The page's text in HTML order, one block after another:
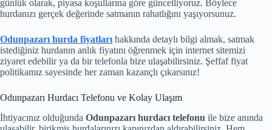
günlük olarak, piyasa koşullarına göre güncelliyoruz. Böylece
hurdanızı gerçek değerinde satmanın rahatlığını yaşıyorsunuz.
Odunpazarı hurda fiyatları hakkında detaylı bilgi almak, satmak
istediğiniz hurdanın anlık fiyatını öğrenmek için internet sitemizi
ziyaret edebilir ya da bir telefonla bize ulaşabilirsiniz. Şeffaf fiyat
politikamız sayesinde her zaman kazançlı çıkarsınız!
Odunpazarı Hurdacı Telefonu ve Kolay Ulaşım
İhtiyacınız olduğunda Odunpazarı hurdacı telefonu ile bize anında